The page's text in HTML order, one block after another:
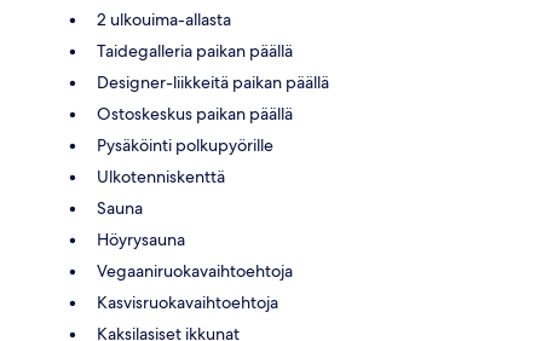
2 ulkouima-allasta
Taidegalleria paikan päällä
Designer-liikkeitä paikan päällä
Ostoskeskus paikan päällä
Pysäköinti polkupyörille
Ulkotenniskenttä
Sauna
Höyrysauna
Vegaaniruokavaihtoehtoja
Kasvisruokavaihtoehtoja
Kaksilasiset ikkunat